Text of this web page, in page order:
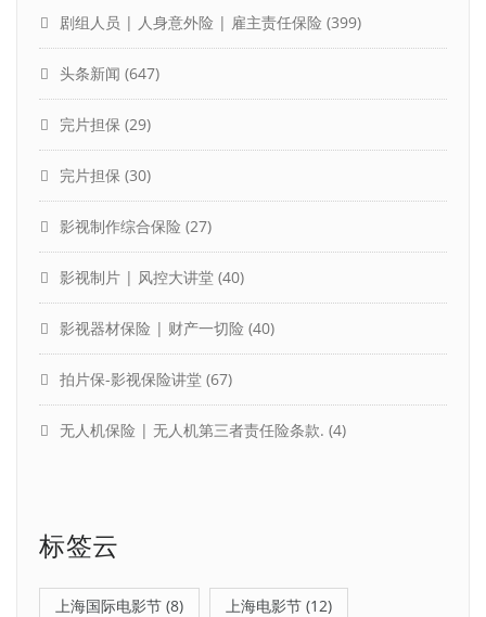
剧组人员 | 人身意外险 | 雇主责任保险 (399)
头条新闻 (647)
完片担保 (29)
完片担保 (30)
影视制作综合保险 (27)
影视制片 | 风控大讲堂 (40)
影视器材保险 | 财产一切险 (40)
拍片保-影视保险讲堂 (67)
无人机保险 | 无人机第三者责任险条款. (4)
标签云
上海国际电影节 (8) 上海电影节 (12)